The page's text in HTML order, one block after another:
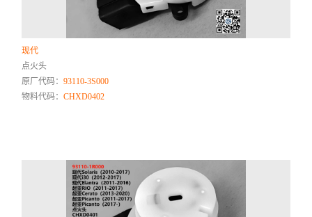
现代
点火头
原厂代码：93110-3S000
物料代码：CHXD0402